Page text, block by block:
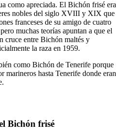
como apreciada. El Bichón frisé era
nobles del siglo XVIII y XIX que
franceses de su amigo de cuatro
muchas teorías apuntan a que el
cruce entre Bichón maltés y
la raza en 1959.
como Bichón de Tenerife porque
marineros hasta Tenerife donde eran
Bichón frisé